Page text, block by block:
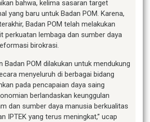
bahwa, kelima sasaran target
yang baru untuk Badan POM. Karena,
Badan POM telah melakukan
perkuatan lembaga dan sumber daya
birokrasi.
Badan POM dilakukan untuk mendukung
menyeluruh di berbagai bidang
pada pencapaian daya saing
berlandaskan keunggulan
dan sumber daya manusia berkualitas
IPTEK yang terus meningkat,” ucap